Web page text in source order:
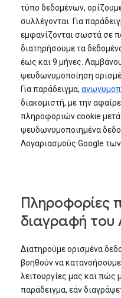
τύπο δεδομένων,
συλλέγονται. Για
εμφανίζονται σωστά σε
διατηρήσουμε τα
έως και 9 μήνες.
ψευδωνυμοποίηση
Για παράδειγμα,
διακομιστή, με την
πληροφοριών cookie μετά
ψευδωνυμοποιημένα
Λογαριασμούς Google
Πληροφορίες
διαγραφή
Διατηρούμε ορισμένα
βοηθούν να
λειτουργίες μας και πώς
παράδειγμα, εάν